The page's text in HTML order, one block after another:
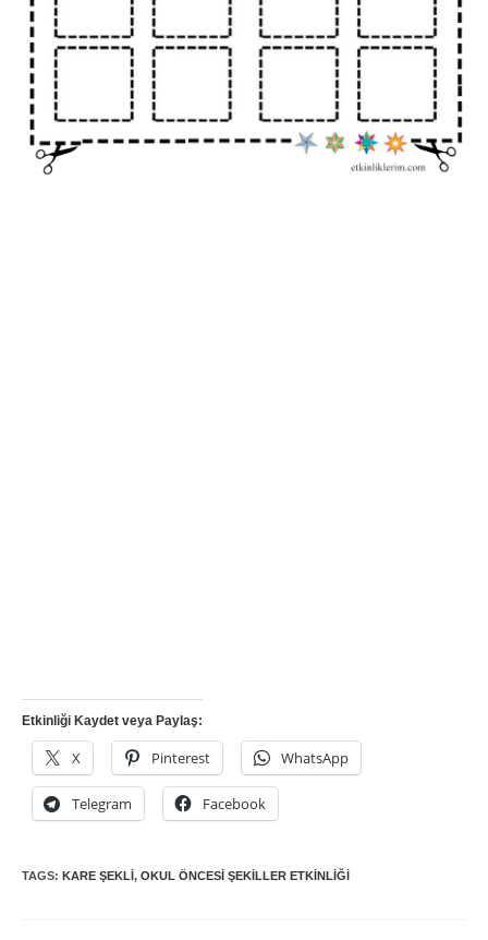
Etkinliği Kaydet veya Paylaş:
X Pinterest WhatsApp
Telegram Facebook
TAGS: KARE ŞEKLI , OKUL ÖNCESI ŞEKILLER ETKINLIĞI